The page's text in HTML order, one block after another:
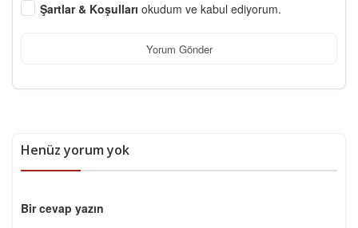
Şartlar & Koşulları okudum ve kabul ediyorum.
Yorum Gönder
Henüz yorum yok
Bir cevap yazın